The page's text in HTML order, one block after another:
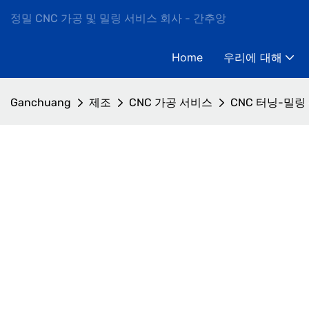
정밀 CNC 가공 및 밀링 서비스 회사 - 간추앙
Home 우리에 대해
Ganchuang 제조 CNC 가공 서비스 CNC 터닝-밀링